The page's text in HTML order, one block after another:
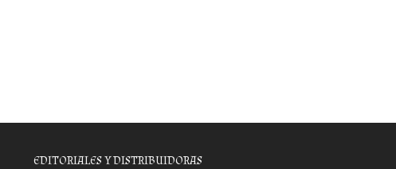
EDITORIALES Y DISTRIBUIDORAS